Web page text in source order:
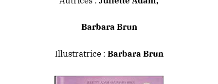
Barbara Brun
Illustratrice : Barbara Brun